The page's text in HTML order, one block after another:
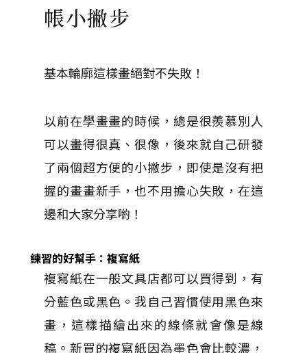
帳小撇步
基本輪廓這樣畫絕對不失敗！
以前在學畫畫的時候，總是很羨慕別人
可以畫得很真、很像，後來就自己研發
了兩個超方便的小撇步，即使是沒有把
握的畫畫新手，也不用擔心失敗，在這
邊和大家分享喲！
練習的好幫手： 複寫紙
複寫紙在一般文具店都可以買得到，有
分藍色或黑色。我自己習慣使用黑色來
畫，這樣描繪出來的線條就會像是線
稿。新買的複寫紙因為墨色會比較濃，